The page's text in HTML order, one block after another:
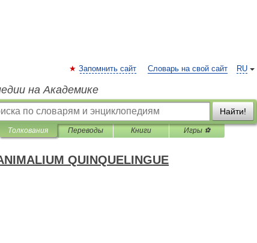
RU
Запомнить сайт Словарь на свой сайт
на Академике
Найти!
Толкования Переводы Книги Игры ⚽
QUINQUELINGUE